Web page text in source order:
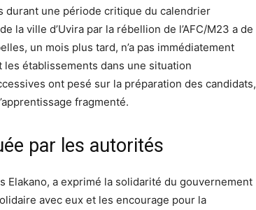
durant une période critique du calendrier
la ville d’Uvira par la rébellion de l’AFC/M23 a de
un mois plus tard, n’a pas immédiatement
établissements dans une situation
ont pesé sur la préparation des candidats,
fragmenté.
par les autorités
a exprimé la solidarité du gouvernement
avec eux et les encourage pour la